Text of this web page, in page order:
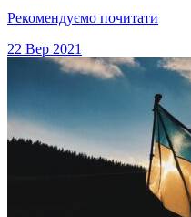
Рекомендуємо почитати
22 Вер 2021